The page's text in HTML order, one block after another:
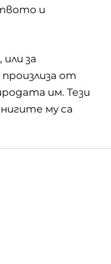
и
за
от
им. Тези
му са